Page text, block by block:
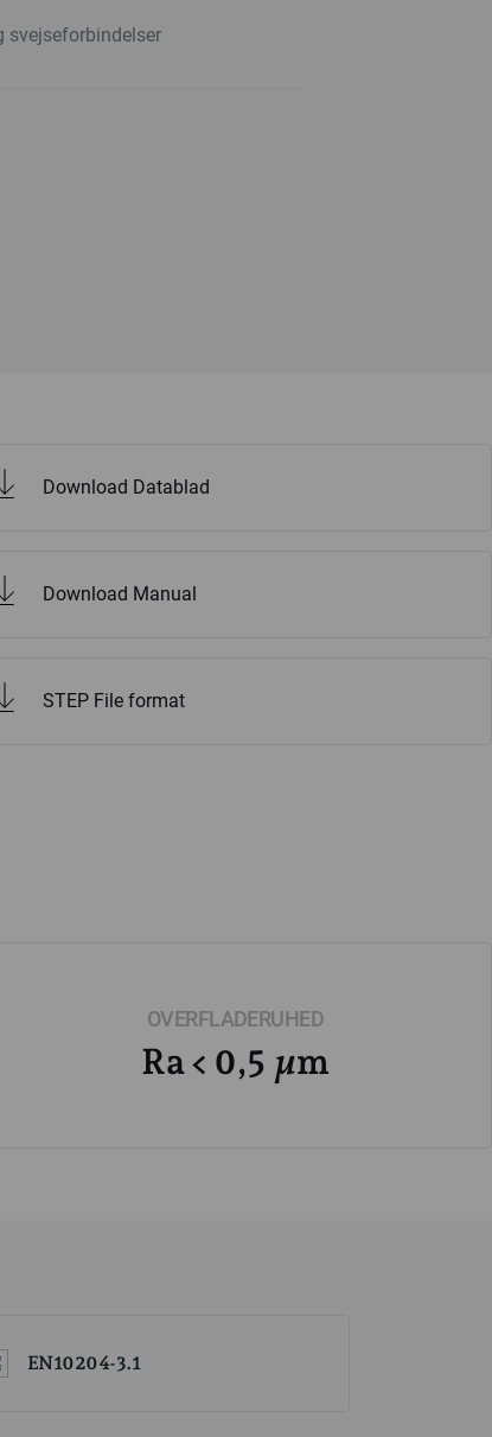
svejseforbindelser
Download Datablad
Download Manual
STEP File format
OVERFLADERUHED
Ra < 0,5 µm
EN10204-3.1